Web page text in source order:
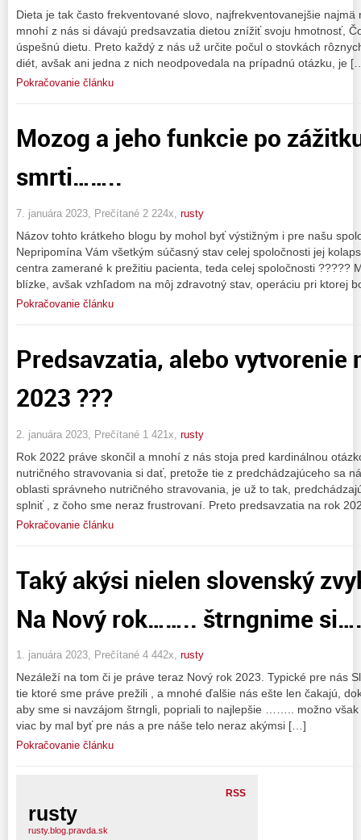
Dieta je tak často frekventované slovo, najfrekventovanejšie
mnohí z nás si dávajú predsavzatia dietou znížiť svoju hmotnosť,
úspešnú dietu. Preto každý z nás už určite počul o stovkách
diét, avšak ani jedna z nich neodpovedala na prípadnú otázku, je
Pokračovanie článku
Mozog a jeho funkcie po
smrti……..
7. januára 2023, Prečítané 2 224x, rusty
Názov tohto krátkeho blogu by mohol byť výstižným i pre našu
Nepripomína Vám všetkým súčasný stav celej spoločnosti jej
centra zamerané k prežitiu pacienta, teda celej spoločnosti ?????
blízke, avšak vzhľadom na môj zdravotný stav, operáciu pri ktorej
Pokračovanie článku
Predsavzatia, alebo vytvorenie
2023 ???
2. januára 2023, Prečítané 1 421x, rusty
Rok 2022 práve skončil a mnohí z nás stoja pred kardinálnou
nutričného stravovania si dať, pretože tie z predchádzajúceho sa
oblasti správneho nutričného stravovania, je už to tak,
splniť , z čoho sme neraz frustrovaní. Preto predsavzatia na rok
Pokračovanie článku
Taký akýsi nielen slovenský
Na Nový rok…….. štrngnime
1. januára 2023, Prečítané 4 442x, rusty
Nezáleží na tom či je práve teraz Nový rok 2023. Typické pre nás
tie ktoré sme práve prežili , a mnohé ďalšie nás ešte len čakajú,
aby sme si navzájom štrngli, popriali to najlepšie …….. možno
viac by mal byť pre nás a pre náše telo neraz akýmsi […]
Pokračovanie článku
RSS
rusty
rusty.blog.pravda.sk